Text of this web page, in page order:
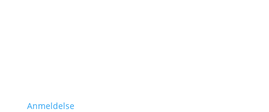
Anmeldelse